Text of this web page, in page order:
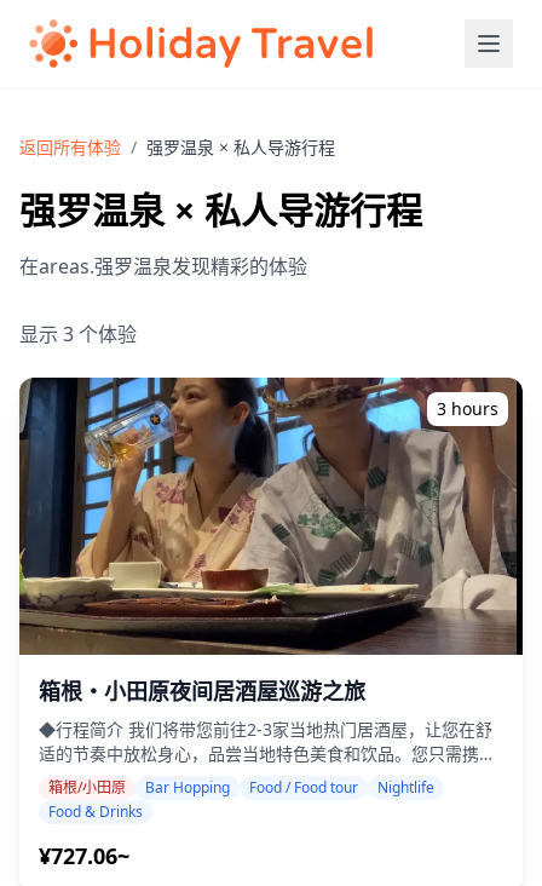
返回所有体验 / 强罗温泉 × 私人导游行程
强罗温泉 × 私人导游行程
在areas.强罗温泉发现精彩的体验
显示 3 个体验
3 hours
箱根・小田原夜间居酒屋巡游之旅
◆行程简介 我们将带您前往2-3家当地热门居酒屋，让您在舒
适的节奏中放松身心，品尝当地特色美食和饮品。您只需携带
现金，其余的交给我们。让我们一起分享难忘的当地体验吧！
・选择您喜欢的区域：箱根或小田原（行程不涵盖所有区域）
团旅游确保更个性化和真实的体验 ◆费用包含 ・总共约6杯饮
箱根/小田原 Bar Hopping Food / Food tour
Nightlife
Food & Drinks
¥727.06~